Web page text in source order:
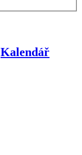
Kalendář